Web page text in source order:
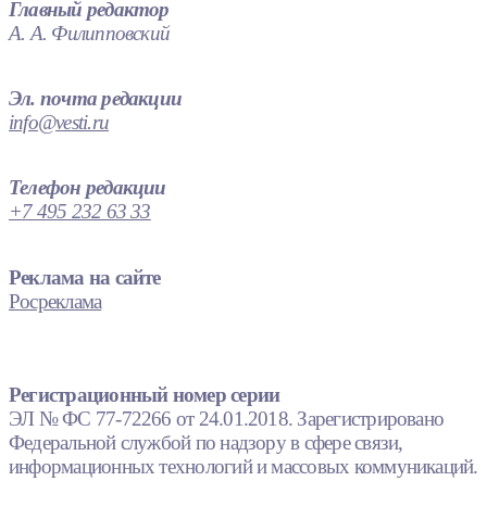
Главный редактор
А. А. Филипповский
Эл. почта редакции
info@vesti.ru
Телефон редакции
+7 495 232 63 33
Реклама на сайте
Росреклама
Регистрационный номер серии
ЭЛ № ФС 77-72266 от 24.01.2018. Зарегистрировано
Федеральной службой по надзору в сфере связи,
информационных технологий и массовых коммуникаций.